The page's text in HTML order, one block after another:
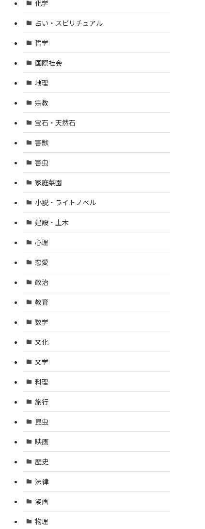
化学
占い・スピリチュアル
哲学
国際社会
地理
宗教
宝石・天然石
害獣
害虫
家庭菜園
小説・ライトノベル
建設・土木
心理
恋愛
政治
教育
数学
文化
文学
料理
旅行
昆虫
映画
歴史
法律
漫画
物理